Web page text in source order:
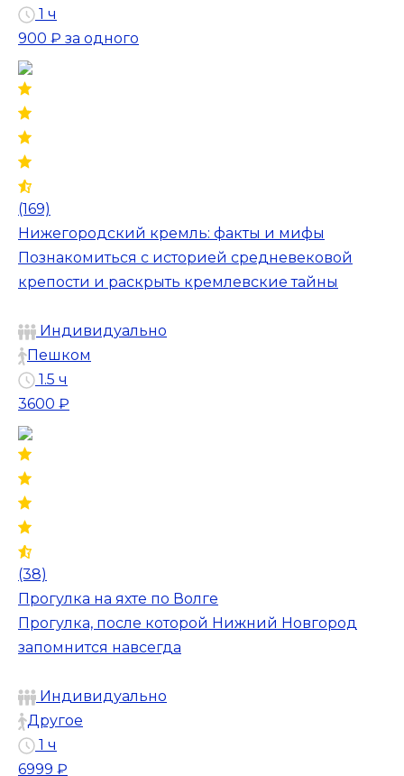
1 ч
900 ₽ за одного
(169)
Нижегородский кремль: факты и мифы
Познакомиться с историей средневековой
крепости и раскрыть кремлевские тайны
Индивидуально
Пешком
1.5 ч
3600 ₽
(38)
Прогулка на яхте по Волге
Прогулка, после которой Нижний Новгород
запомнится навсегда
Индивидуально
Другое
1 ч
6999 ₽